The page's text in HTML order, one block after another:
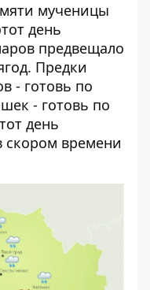
мученицы
день
предвещало
Предки
- готовь по
- готовь по
день
скором времени